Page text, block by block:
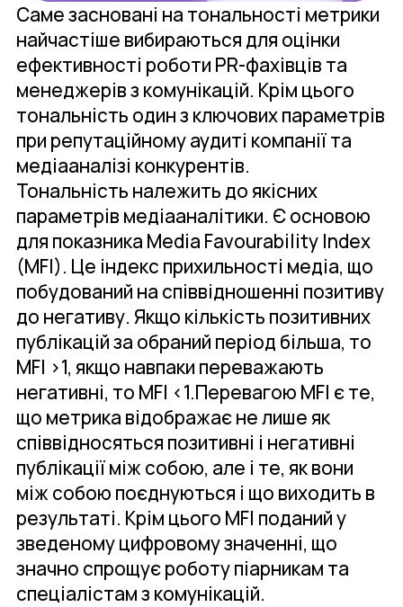
Саме засновані на тональності метрики
найчастіше вибираються для оцінки
ефективності роботи PR-фахівців та
менеджерів з комунікацій. Крім цього
тональність один з ключових параметрів
при репутаційному аудиті компанії та
медіааналізі конкурентів.
Тональність належить до якісних
параметрів медіааналітики. Є основою
для показника Media Favourability Index
(MFI). Це індекс прихильності медіа, що
побудований на співвідношенні позитиву
до негативу. Якщо кількість позитивних
публікацій за обраний період більша, то
MFI >1, якщо навпаки переважають
негативні, то MFI <1.Перевагою MFI є те,
що метрика відображає не лише як
співвідносяться позитивні і негативні
публікації між собою, але і те, як вони
між собою поєднуються і що виходить в
результаті. Крім цього MFI поданий у
зведеному цифровому значенні, що
значно спрощує роботу піарникам та
спеціалістам з комунікацій.